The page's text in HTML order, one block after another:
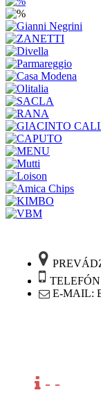
E-MAIL:
- -